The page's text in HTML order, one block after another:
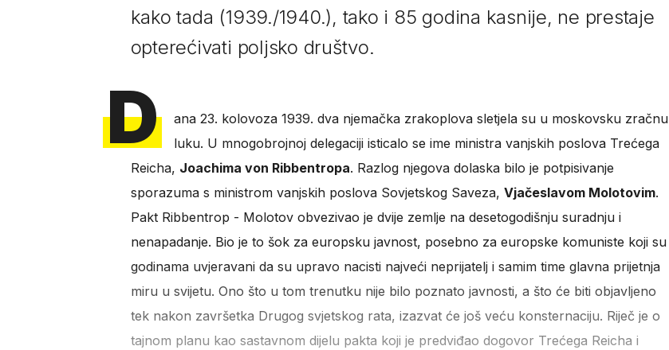
kako tada (1939./1940.), tako i 85 godina kasnije, ne prestaje
opterećivati poljsko društvo.
D
ana 23. kolovoza 1939. dva njemačka zrakoplova sletjela su u moskovsku zračnu
luku. U mnogobrojnoj delegaciji isticalo se ime ministra vanjskih poslova Trećega
Reicha, Joachima von Ribbentropa. Razlog njegova dolaska bilo je potpisivanje
sporazuma s ministrom vanjskih poslova Sovjetskog Saveza, Vjačeslavom Molotovim.
Pakt Ribbentrop - Molotov obvezivao je dvije zemlje na desetogodišnju suradnju i
nenapadanje. Bio je to šok za europsku javnost, posebno za europske komuniste koji su
godinama uvjeravani da su upravo nacisti najveći neprijatelj i samim time glavna prijetnja
miru u svijetu. Ono što u tom trenutku nije bilo poznato javnosti, a što će biti objavljeno
tek nakon završetka Drugog svjetskog rata, izazvat će još veću konsternaciju. Riječ je o
tajnom planu kao sastavnom dijelu pakta koji je predviđao dogovor Trećega Reicha i